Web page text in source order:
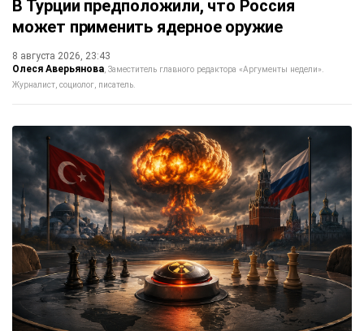
В Турции предположили, что Россия
может применить ядерное оружие
8 августа 2026, 23:43
Олеся Аверьянова Заместитель главного редактора «Аргументы недели».
Журналист, социолог, писатель.